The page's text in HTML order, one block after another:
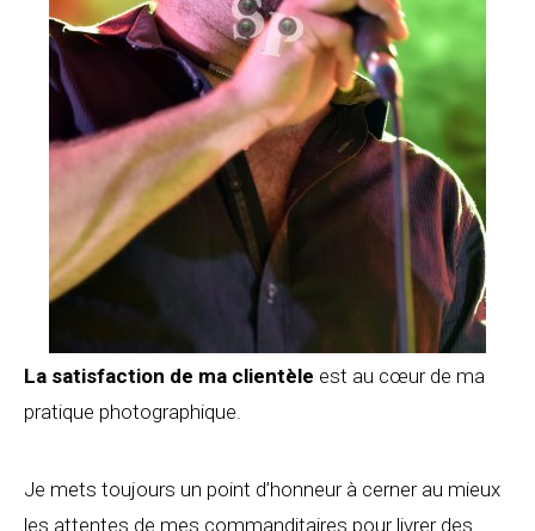
La satisfaction de ma clientèle est au cœur de ma
pratique photographique.
Je mets toujours un point d’honneur à cerner au mieux
les attentes de mes commanditaires pour livrer des